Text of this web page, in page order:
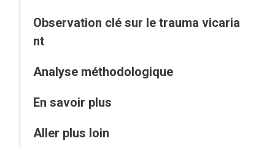
Observation clé sur le trauma vicaria
nt
Analyse méthodologique
En savoir plus
Aller plus loin